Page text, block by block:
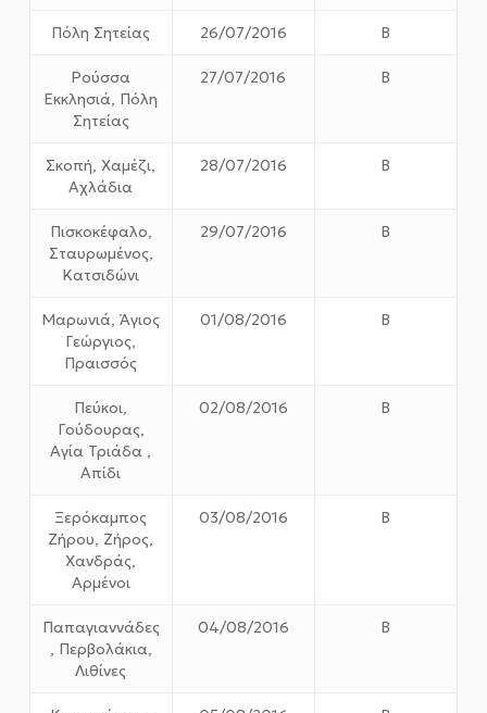
Πόλη Σητείας 26/07/2016 Β
Ρούσσα
Εκκλησιά, Πόλη
Σητείας
27/07/2016 Β
Σκοπή, Χαμέζι,
Αχλάδια
28/07/2016 Β
Πισκοκέφαλο,
Σταυρωμένος,
Κατσιδώνι
29/07/2016 Β
Μαρωνιά, Άγιος
Γεώργιος,
Πραισσός
01/08/2016 Β
Πεύκοι,
Γούδουρας,
Αγία Τριάδα ,
Απίδι
02/08/2016 Β
Ξερόκαμπος
Ζήρου, Ζήρος,
Χανδράς,
Αρμένοι
03/08/2016 Β
Παπαγιαννάδες
, Περβολάκια,
Λιθίνες
04/08/2016 Β